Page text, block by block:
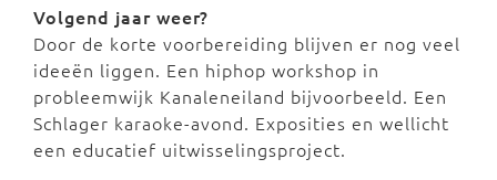
Volgend jaar weer?
Door de korte voorbereiding blijven er nog veel
ideeën liggen. Een hiphop workshop in
probleemwijk Kanaleneiland bijvoorbeeld. Een
Schlager karaoke-avond. Exposities en wellicht
een educatief uitwisselingsproject.